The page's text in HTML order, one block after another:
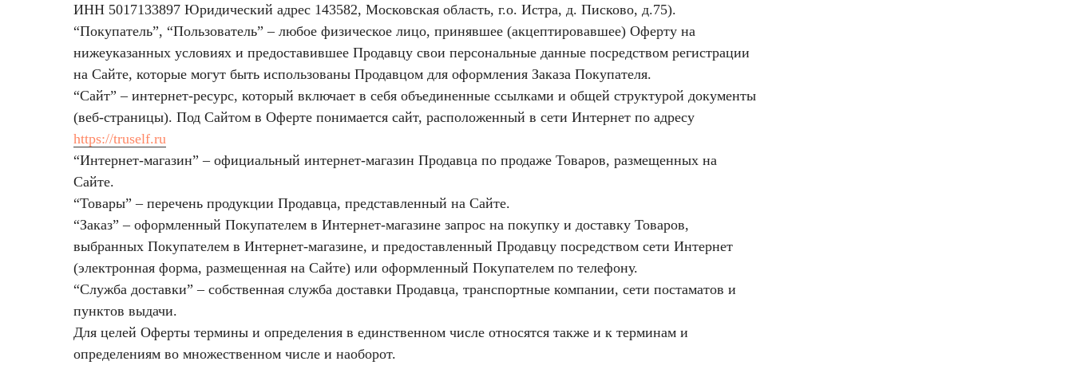
ИНН 5017133897 ​​Юридический адрес 143582, Московская область, г.о. Истра, д. Писково, д.75).
“Покупатель”, “Пользователь” – любое физическое лицо, принявшее (акцептировавшее) Оферту на
нижеуказанных условиях и предоставившее Продавцу свои персональные данные посредством регистрации
на Сайте, которые могут быть использованы Продавцом для оформления Заказа Покупателя.
“Сайт” – интернет-ресурс, который включает в себя объединенные ссылками и общей структурой документы
(веб-страницы). Под Сайтом в Оферте понимается сайт, расположенный в сети Интернет по адресу
https://truself.ru
“Интернет-магазин” – официальный интернет-магазин Продавца по продаже Товаров, размещенных на
Сайте.
“Товары” – перечень продукции Продавца, представленный на Сайте.
“Заказ” – оформленный Покупателем в Интернет-магазине запрос на покупку и доставку Товаров,
выбранных Покупателем в Интернет-магазине, и предоставленный Продавцу посредством сети Интернет
(электронная форма, размещенная на Сайте) или оформленный Покупателем по телефону.
“Служба доставки” – собственная служба доставки Продавца, транспортные компании, сети постаматов и
пунктов выдачи.
Для целей Оферты термины и определения в единственном числе относятся также и к терминам и
определениям во множественном числе и наоборот.